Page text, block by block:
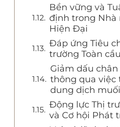
Bền vững và
định trong Nhà
Hiện Đại
Đáp ứng Tiêu
trường Toàn cầu
Giảm dấu
thông qua việc
dung dịch muối
Động lực Thị
và Cơ hội Phát